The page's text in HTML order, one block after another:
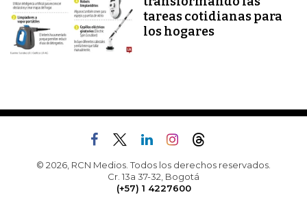
tareas cotidianas para
los hogares
© 2026, RCN Medios. Todos los derechos reservados.
Cr. 13a 37-32, Bogotá
(+57) 1 4227600